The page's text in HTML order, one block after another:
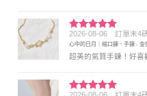
評分5 滿
分 5
2026-08-06 訂單末4
心中的日月｜縮口鍊．手鍊 - 金
超美的氣質手鍊！好喜
2026-08-06 訂單末4